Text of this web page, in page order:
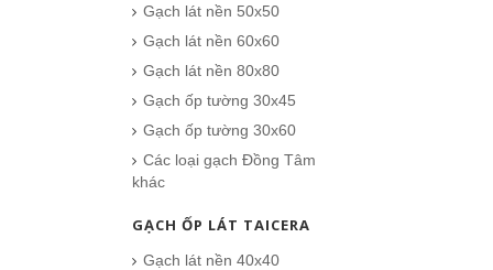
Gạch lát nền 50x50
Gạch lát nền 60x60
Gạch lát nền 80x80
Gạch ốp tường 30x45
Gạch ốp tường 30x60
Các loại gạch Đồng Tâm
khác
GẠCH ỐP LÁT TAICERA
Gạch lát nền 40x40